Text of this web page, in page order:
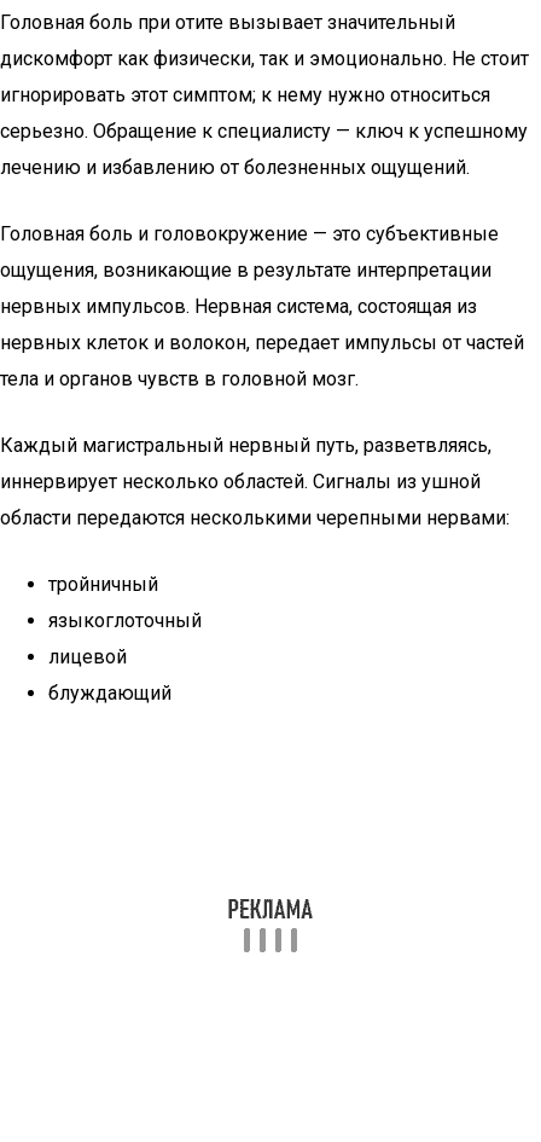
Головная боль при отите вызывает значительный
дискомфорт как физически, так и эмоционально. Не стоит
игнорировать этот симптом; к нему нужно относиться
серьезно. Обращение к специалисту — ключ к успешному
лечению и избавлению от болезненных ощущений.
Головная боль и головокружение — это субъективные
ощущения, возникающие в результате интерпретации
нервных импульсов. Нервная система, состоящая из
нервных клеток и волокон, передает импульсы от частей
тела и органов чувств в головной мозг.
Каждый магистральный нервный путь, разветвляясь,
иннервирует несколько областей. Сигналы из ушной
области передаются несколькими черепными нервами:
тройничный
языкоглоточный
лицевой
блуждающий